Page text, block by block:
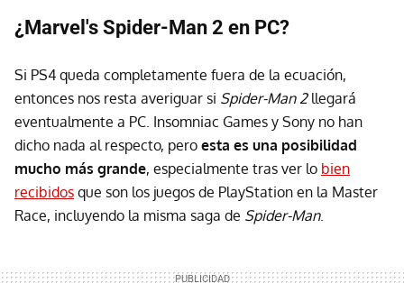
¿Marvel's Spider-Man 2 en PC?
Si PS4 queda completamente fuera de la ecuación,
entonces nos resta averiguar si Spider-Man 2llegará
eventualmente a PC. Insomniac Games y Sony no han
dicho nada al respecto, pero esta es una posibilidad
mucho más grande, especialmente tras ver lo bien
recibidos que son los juegos de PlayStation en la Master
Race, incluyendo la misma saga de Spider-Man.